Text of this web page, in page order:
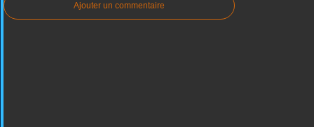
Ajouter un commentaire